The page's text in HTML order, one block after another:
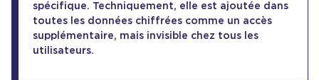
spécifique. Techniquement, elle est ajoutée dans
toutes les données chiffrées comme un accès
supplémentaire, mais invisible chez tous les
utilisateurs.